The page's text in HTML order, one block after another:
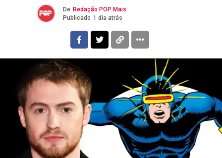
De Redação POP Mais
Publicado 1 dia atrás